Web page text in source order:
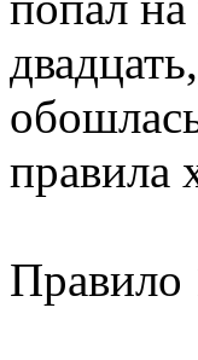
правила
Правило